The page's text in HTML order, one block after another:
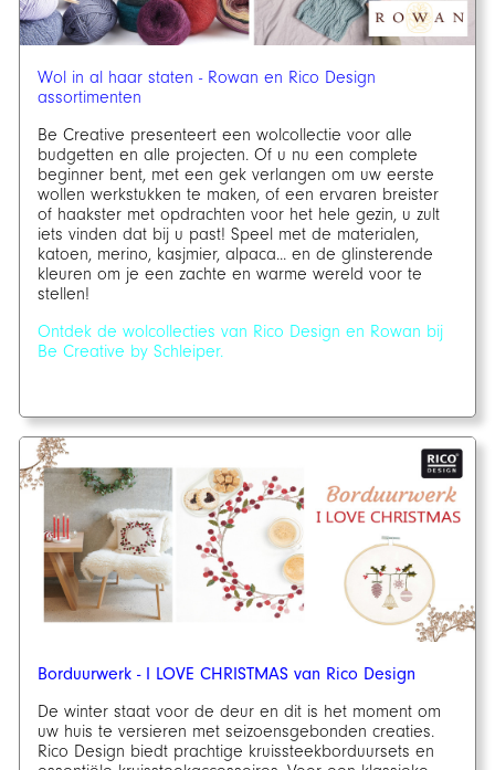
Wol in al haar staten - Rowan en Rico Design
assortimenten
Be Creative presenteert een wolcollectie voor alle
budgetten en alle projecten. Of u nu een complete
beginner bent, met een gek verlangen om uw eerste
wollen werkstukken te maken, of een ervaren breister
of haakster met opdrachten voor het hele gezin, u zult
iets vinden dat bij u past! Speel met de materialen,
katoen, merino, kasjmier, alpaca... en de glinsterende
kleuren om je een zachte en warme wereld voor te
stellen!
Ontdek de wolcollecties van Rico Design en Rowan bij
Be Creative by Schleiper.
Borduurwerk - I LOVE CHRISTMAS van Rico Design
De winter staat voor de deur en dit is het moment om
uw huis te versieren met seizoensgebonden creaties.
Rico Design biedt prachtige kruissteekborduursets en